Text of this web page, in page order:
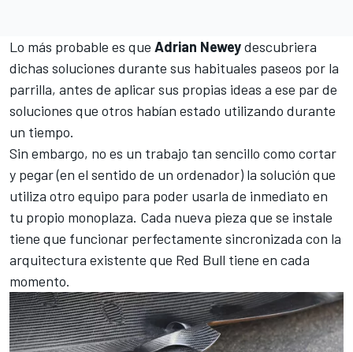
Lo más probable es que Adrian Neweydescubriera
dichas soluciones durante sus habituales paseos por la
parrilla, antes de aplicar sus propias ideas a ese par de
soluciones que otros habían estado utilizando durante
un tiempo.
Sin embargo, no es un trabajo tan sencillo como cortar
y pegar (en el sentido de un ordenador) la solución que
utiliza otro equipo para poder usarla de inmediato en
tu propio monoplaza. Cada nueva pieza que se instale
tiene que funcionar perfectamente sincronizada con la
arquitectura existente que Red Bull tiene en cada
momento.